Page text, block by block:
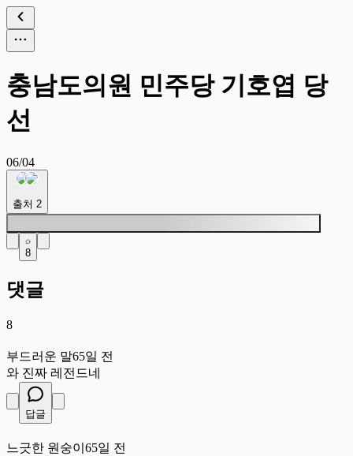
충남도의원 민주당 기호엽 당
선
06/04
출처 2
8
댓글
8
부드러운 말65일 전
와 진짜 레전드네
답글
느긋한 원숭이 65일 전